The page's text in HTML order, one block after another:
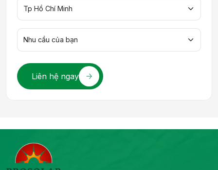
Liên hệ ngay